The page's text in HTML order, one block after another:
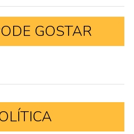
GOSTAR